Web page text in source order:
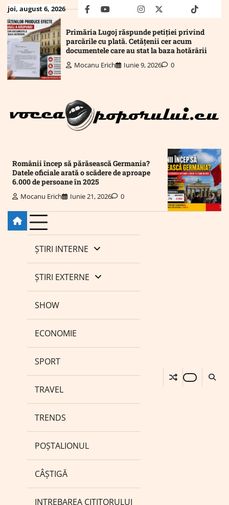
Skip
to
content
joi, august 6, 2026 facebookyoutubeMailinstagram
twitter truthtiktok
Primăria Lugoj răspunde petiției privind
parcările cu plată. Cetățenii cer acum
documentele care au stat la baza hotărârii
Mocanu Erich Iunie 9, 2026 0
Românii încep să părăsească Germania?
Datele oficiale arată o scădere de aproape
6.000 de persoane în 2025
Mocanu Erich Iunie 21, 2026 0
ȘTIRI INTERNE
ȘTIRI EXTERNE
SHOW
ECONOMIE
SPORT
TRAVEL
TRENDS
POȘTALIONUL
CÂȘTIGĂ
INTREBAREA CITITORULUI